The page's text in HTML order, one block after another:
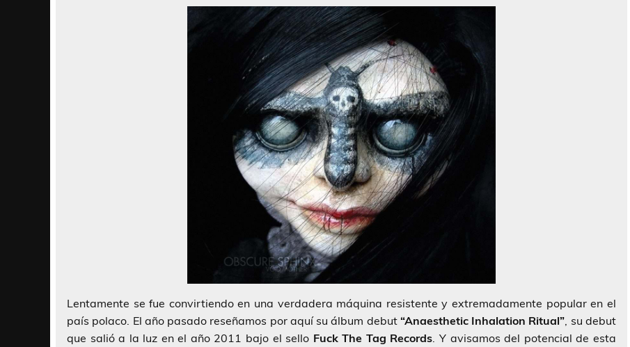
Lentamente se fue convirtiendo en una verdadera máquina resistente y extremadamente popular en el
país polaco. El año pasado reseñamos por aquí su álbum debut “Anaesthetic Inhalation Ritual” , su debut
que salió a la luz en el año 2011 bajo el sello Fuck The Tag Records . Y avisamos del potencial de esta